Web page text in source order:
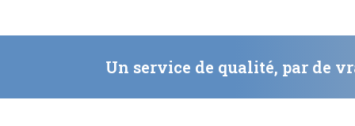
Un service de qualité, par de